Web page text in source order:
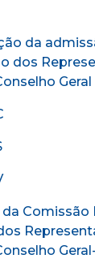
da
dos
Geral
Comissão